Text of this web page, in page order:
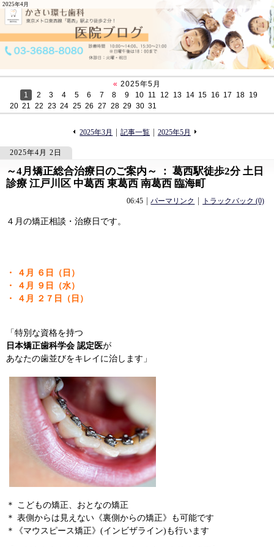
2025年4月
« 2025年5月
1
2 3 4 5 6 7 8 9 10 11 12 13 14 15 16 17 18 19
20 21 22 23 24 25 26 27 28 29 30 31
«
2025年3月 記事一覧 2025年5月
2025年4月 2日
～4月矯正総合治療日のご案内～ ： 葛西駅徒歩2分 土日
診療 江戸川区 中葛西 東葛西 南葛西 臨海町
06:45 パーマリンク トラックバック (0)
４月の矯正相談・治療日です。
・ ４月 ６日（日）
・ ４月 ９日（水）
・ ４月 ２７日（日）
「特別な資格を持つ
日本矯正歯科学会 認定医が
あなたの歯並びをキレイに治します」
＊ こどもの矯正、おとなの矯正
＊ 表側からは見えない《裏側からの矯正》も可能です
＊《マウスピース矯正》(インビザライン)も行います